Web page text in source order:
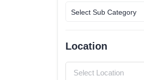
Select Sub Category
Location